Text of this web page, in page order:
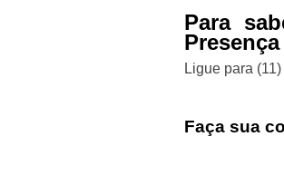
Para
Ligue para
Faça sua